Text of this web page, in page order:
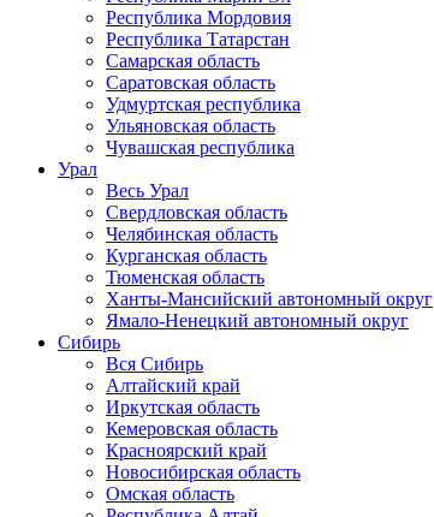
Республика Мордовия
Республика Татарстан
Самарская область
Саратовская область
Удмуртская республика
Ульяновская область
Чувашская республика
Урал
Весь Урал
Свердловская область
Челябинская область
Курганская область
Тюменская область
Ханты-Мансийский автономный округ
Ямало-Ненецкий автономный округ
Сибирь
Вся Сибирь
Алтайский край
Иркутская область
Кемеровская область
Красноярский край
Новосибирская область
Омская область